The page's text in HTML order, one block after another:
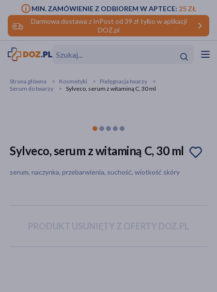
Darmowa dostawa z InPost od 39 zł tylko w aplikacji
DOZ.pl
MIN. ZAMÓWIENIE Z ODBIOREM W APTECE: 25 ZŁ
Strona główna Kosmetyki
Pielęgnacja twarzy
Serum do twarzy
Sylveco, serum z witaminą C, 30 ml
Sylveco, serum z witaminą C, 30 ml
serum, naczynka, przebarwienia, suchość, wiotkość skóry
PRODUKT USUNIĘTY Z OFERTY DOZ.PL